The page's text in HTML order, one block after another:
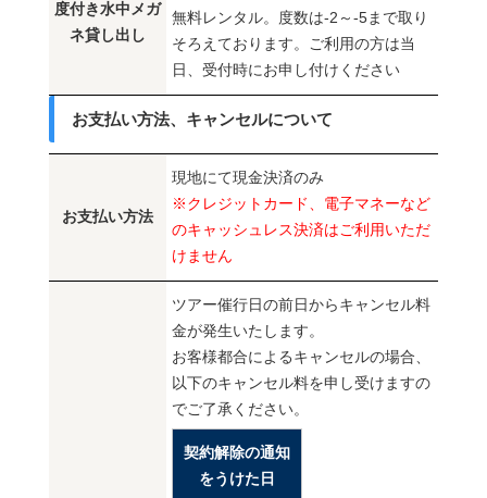
度付き水中メガ
ネ貸し出し
無料レンタル。度数は-2～-5まで取り
そろえております。ご利用の方は当
日、受付時にお申し付けください
お支払い方法、キャンセルについて
お支払い方法
現地にて現金決済のみ
※クレジットカード、電子マネーなど
のキャッシュレス決済はご利用いただ
けません
ツアー催行日の前日からキャンセル料
金が発生いたします。
お客様都合によるキャンセルの場合、
以下のキャンセル料を申し受けますの
でご了承ください。
契約解除の通知
をうけた日